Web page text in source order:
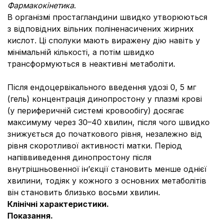
Фармакокінетика.
В організмі простагландини швидко утворюються
з відповідних вільних поліненасичених жирних
кислот. Ці сполуки мають виражену дію навіть у
мінімальній кількості, а потім швидко
трансформуються в неактивні метаболіти.
Після ендоцервікального введення удозі 0, 5 мг
(гель) концентрація динопростону у плазмі крові
(у периферичній системі кровообігу) досягає
максимуму через 30–40 хвилин, після чого швидко
знижується до початкового рівня, незалежно від
рівня скоротливої активності матки. Період
напіввиведення динопростону після
внутрішньовенної ін’єкції становить менше однієї
хвилини, тодіяк у кожного з основних метаболітів
він становить близько восьми хвилин.
Клінічні характеристики.
Показання.